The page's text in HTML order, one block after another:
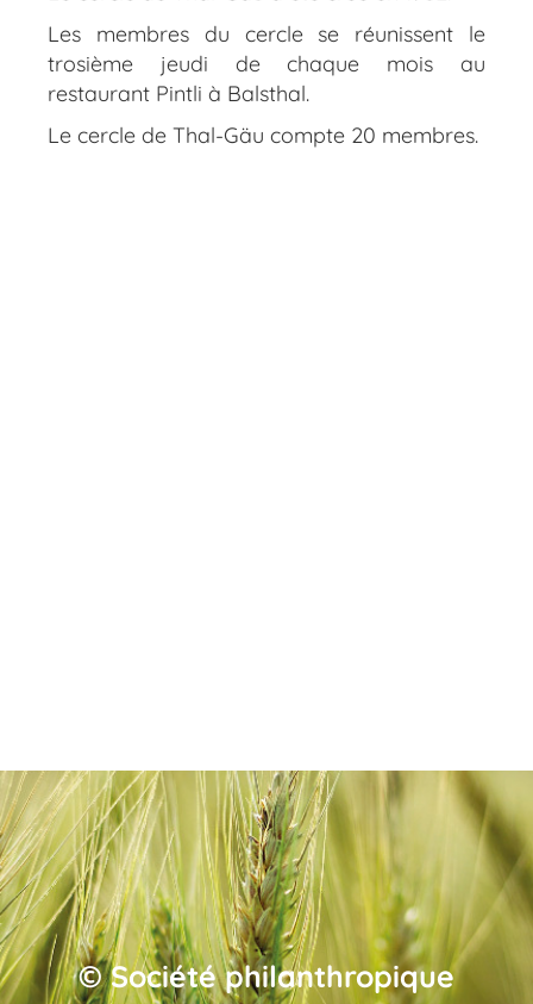
Les membres du cercle se réunissent le
trosième jeudi de chaque mois au
restaurant Pintli à Balsthal.
Le cercle de Thal-Gäu compte 20 membres.
© Société philanthropique